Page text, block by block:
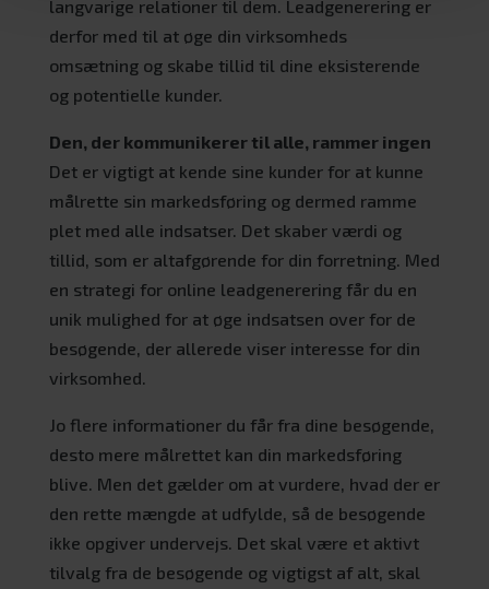
langvarige relationer til dem. Leadgenerering er
derfor med til at øge din virksomheds
omsætning og skabe tillid til dine eksisterende
og potentielle kunder.
Den, der kommunikerer til alle, rammer ingen
Det er vigtigt at kende sine kunder for at kunne
målrette sin markedsføring og dermed ramme
plet med alle indsatser. Det skaber værdi og
tillid, som er altafgørende for din forretning. Med
en strategi for online leadgenerering får du en
unik mulighed for at øge indsatsen over for de
besøgende, der allerede viser interesse for din
virksomhed.
Jo flere informationer du får fra dine besøgende,
desto mere målrettet kan din markedsføring
blive. Men det gælder om at vurdere, hvad der er
den rette mængde at udfylde, så de besøgende
ikke opgiver undervejs. Det skal være et aktivt
tilvalg fra de besøgende og vigtigst af alt, skal